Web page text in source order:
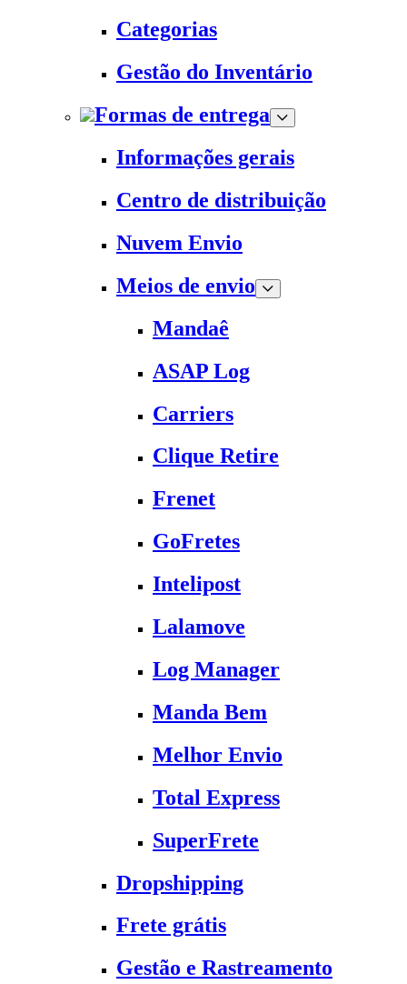
Categorias
Gestão do Inventário
Formas de entrega
Informações gerais
Centro de distribuição
Nuvem Envio
Meios de envio
Mandaê
ASAP Log
Carriers
Clique Retire
Frenet
GoFretes
Intelipost
Lalamove
Log Manager
Manda Bem
Melhor Envio
Total Express
SuperFrete
Dropshipping
Frete grátis
Gestão e Rastreamento